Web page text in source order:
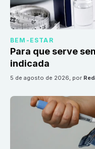
BEM-ESTAR
Para que serve
indicada
5 de agosto de 2026, por